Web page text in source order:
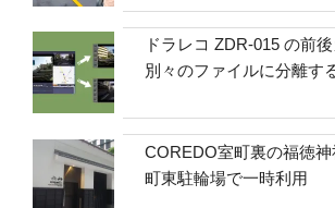
ドラレコ ZDR-015 の前
別々のファイルに分離す
COREDO室町裏の福徳
町東駐輪場で一時利用